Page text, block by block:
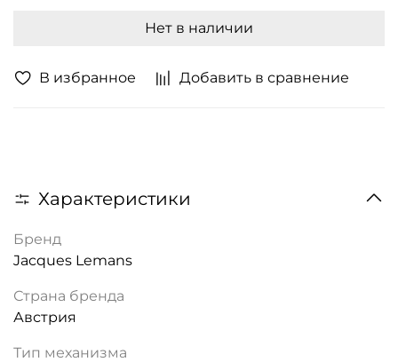
В избранное Добавить в сравнение
Нет в наличии
Характеристики
Бренд
Jacques Lemans
Страна бренда
Австрия
Тип механизма